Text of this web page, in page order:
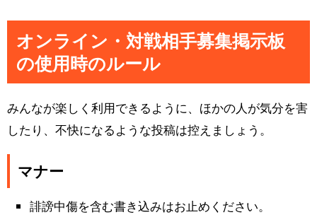
オンライン・対戦相手募集掲示板
の使用時のルール
みんなが楽しく利用できるように、ほかの人が気分を害
したり、不快になるような投稿は控えましょう。
マナー
誹謗中傷を含む書き込みはお止めください。